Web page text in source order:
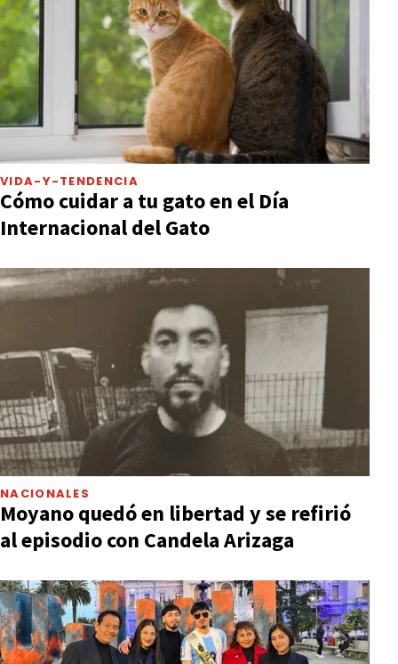
VIDA-Y-TENDENCIA
Cómo cuidar a tu gato en el Día
Internacional del Gato
NACIONALES
Moyano quedó en libertad y se refirió
al episodio con Candela Arizaga